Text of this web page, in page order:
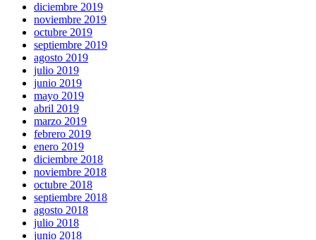
diciembre 2019
noviembre 2019
octubre 2019
septiembre 2019
agosto 2019
julio 2019
junio 2019
mayo 2019
abril 2019
marzo 2019
febrero 2019
enero 2019
diciembre 2018
noviembre 2018
octubre 2018
septiembre 2018
agosto 2018
julio 2018
junio 2018